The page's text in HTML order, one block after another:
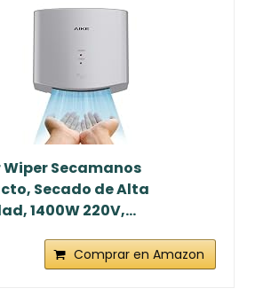
Wiper Secamanos
Secado de Alta
1400W 220V,...
Comprar en Amazon